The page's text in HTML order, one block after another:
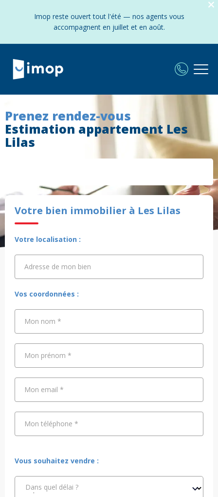
Imop reste ouvert tout l'été — nos agents vous
accompagnent en juillet et en août.
Prenez rendez-vous
Estimation appartement Les
Lilas
Votre bien immobilier à Les Lilas
Votre localisation :
Adresse de mon bien
Adresse de mon bien
Vos coordonnées :
Mon nom *
Mon prénom *
Mon email *
Mon téléphone *
Vous souhaitez vendre :
Dans quel délai ?